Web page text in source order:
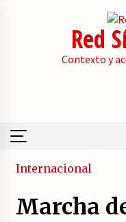
Red
Contexto y
Sumario
La
Internacional
Marcha